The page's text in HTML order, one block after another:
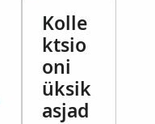
Kolle
ktsio
oni
üksik
asjad